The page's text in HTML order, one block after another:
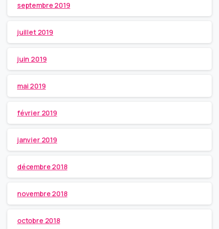
septembre 2019
juillet 2019
juin 2019
mai 2019
février 2019
janvier 2019
décembre 2018
novembre 2018
octobre 2018